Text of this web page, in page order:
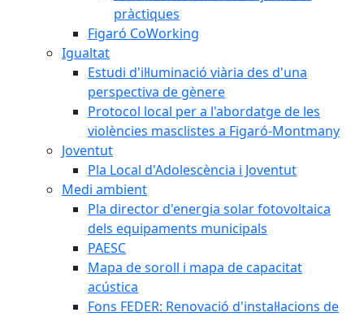
pràctiques
Figaró CoWorking
Igualtat
Estudi d'il·luminació viària des d'una
perspectiva de gènere
Protocol local per a l'abordatge de les
violències masclistes a Figaró-Montmany
Joventut
Pla Local d'Adolescència i Joventut
Medi ambient
Pla director d'energia solar fotovoltaica
dels equipaments municipals
PAESC
Mapa de soroll i mapa de capacitat
acústica
Fons FEDER: Renovació d'instal·lacions de